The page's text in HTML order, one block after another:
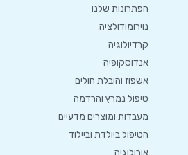
הפתרונות שלנו
נוירומודולציה
קרדיולוגיה
אנדוסקופיה
אשפוז והובלת חולים
טיפול נמרץ והרדמה
מעבדות ומוצרים מדעיים
הטיפול ביולדת וביילוד